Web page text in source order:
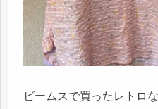
ビームスで買ったレトロ